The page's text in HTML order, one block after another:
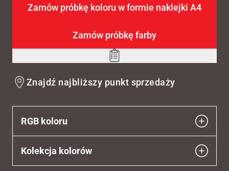
Zamów próbkę koloru w formie naklejki A4
Zamów próbkę farby
Add
wishlist
Znajdź najbliższy punkt sprzedaży
RGB koloru
Kolekcja kolorów